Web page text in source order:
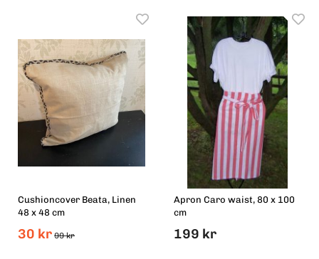
Cushioncover Beata, Linen
48 x 48 cm
30 kr 99 kr
Apron Caro waist, 80 x 100
cm
199 kr